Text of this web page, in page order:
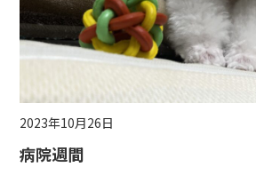
2023年10月26日
病院週間